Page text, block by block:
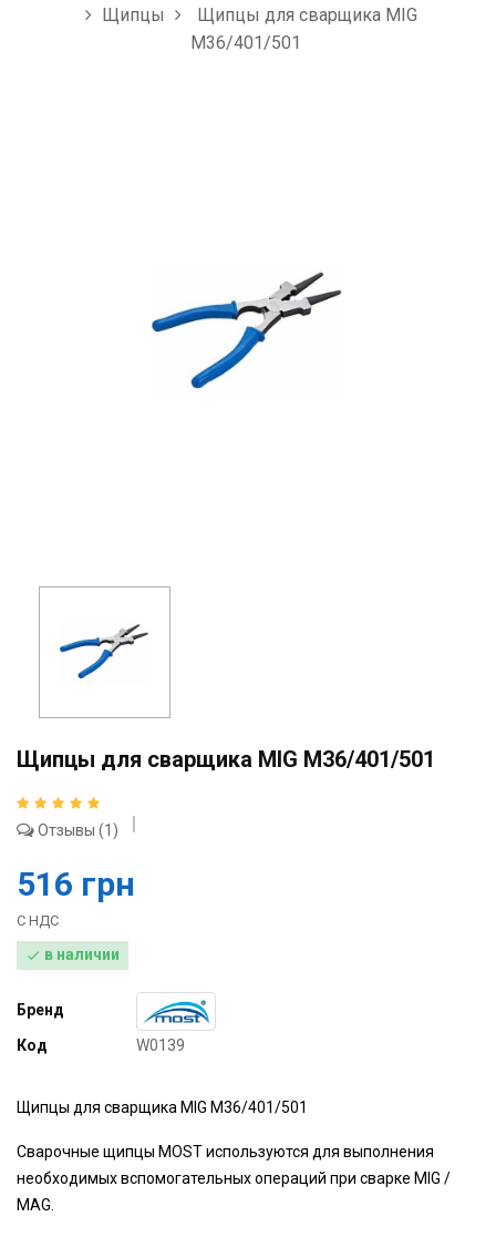
Щипцы
Щипцы для сварщика MIG
M36/401/501
Щипцы для сварщика MIG M36/401/501
Отзывы 1
516 грн
С НДС
 в наличии
Бренд
Код
W0139
Щипцы для сварщика MIG M36/401/501
Сварочные щипцы MOST используются для выполнения
необходимых вспомогательных операций при сварке MIG /
MAG.